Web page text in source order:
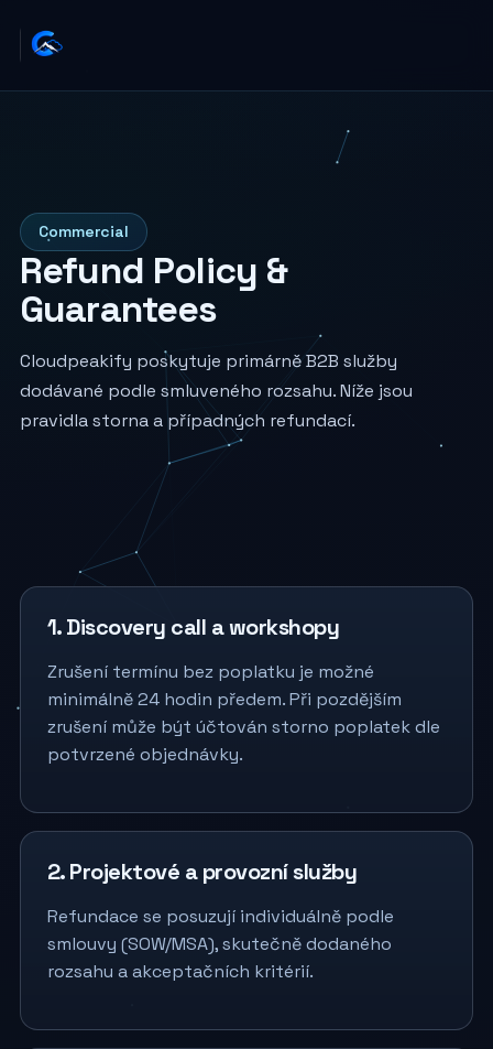
Commercial
Refund Policy &
Guarantees
Cloudpeakify poskytuje primárně B2B služby
dodávané podle smluveného rozsahu. Níže jsou
pravidla storna a případných refundací.
1. Discovery call a workshopy
Zrušení termínu bez poplatku je možné
minimálně 24 hodin předem. Při pozdějším
zrušení může být účtován storno poplatek dle
potvrzené objednávky.
2. Projektové a provozní služby
Refundace se posuzují individuálně podle
smlouvy (SOW/MSA), skutečně dodaného
rozsahu a akceptačních kritérií.